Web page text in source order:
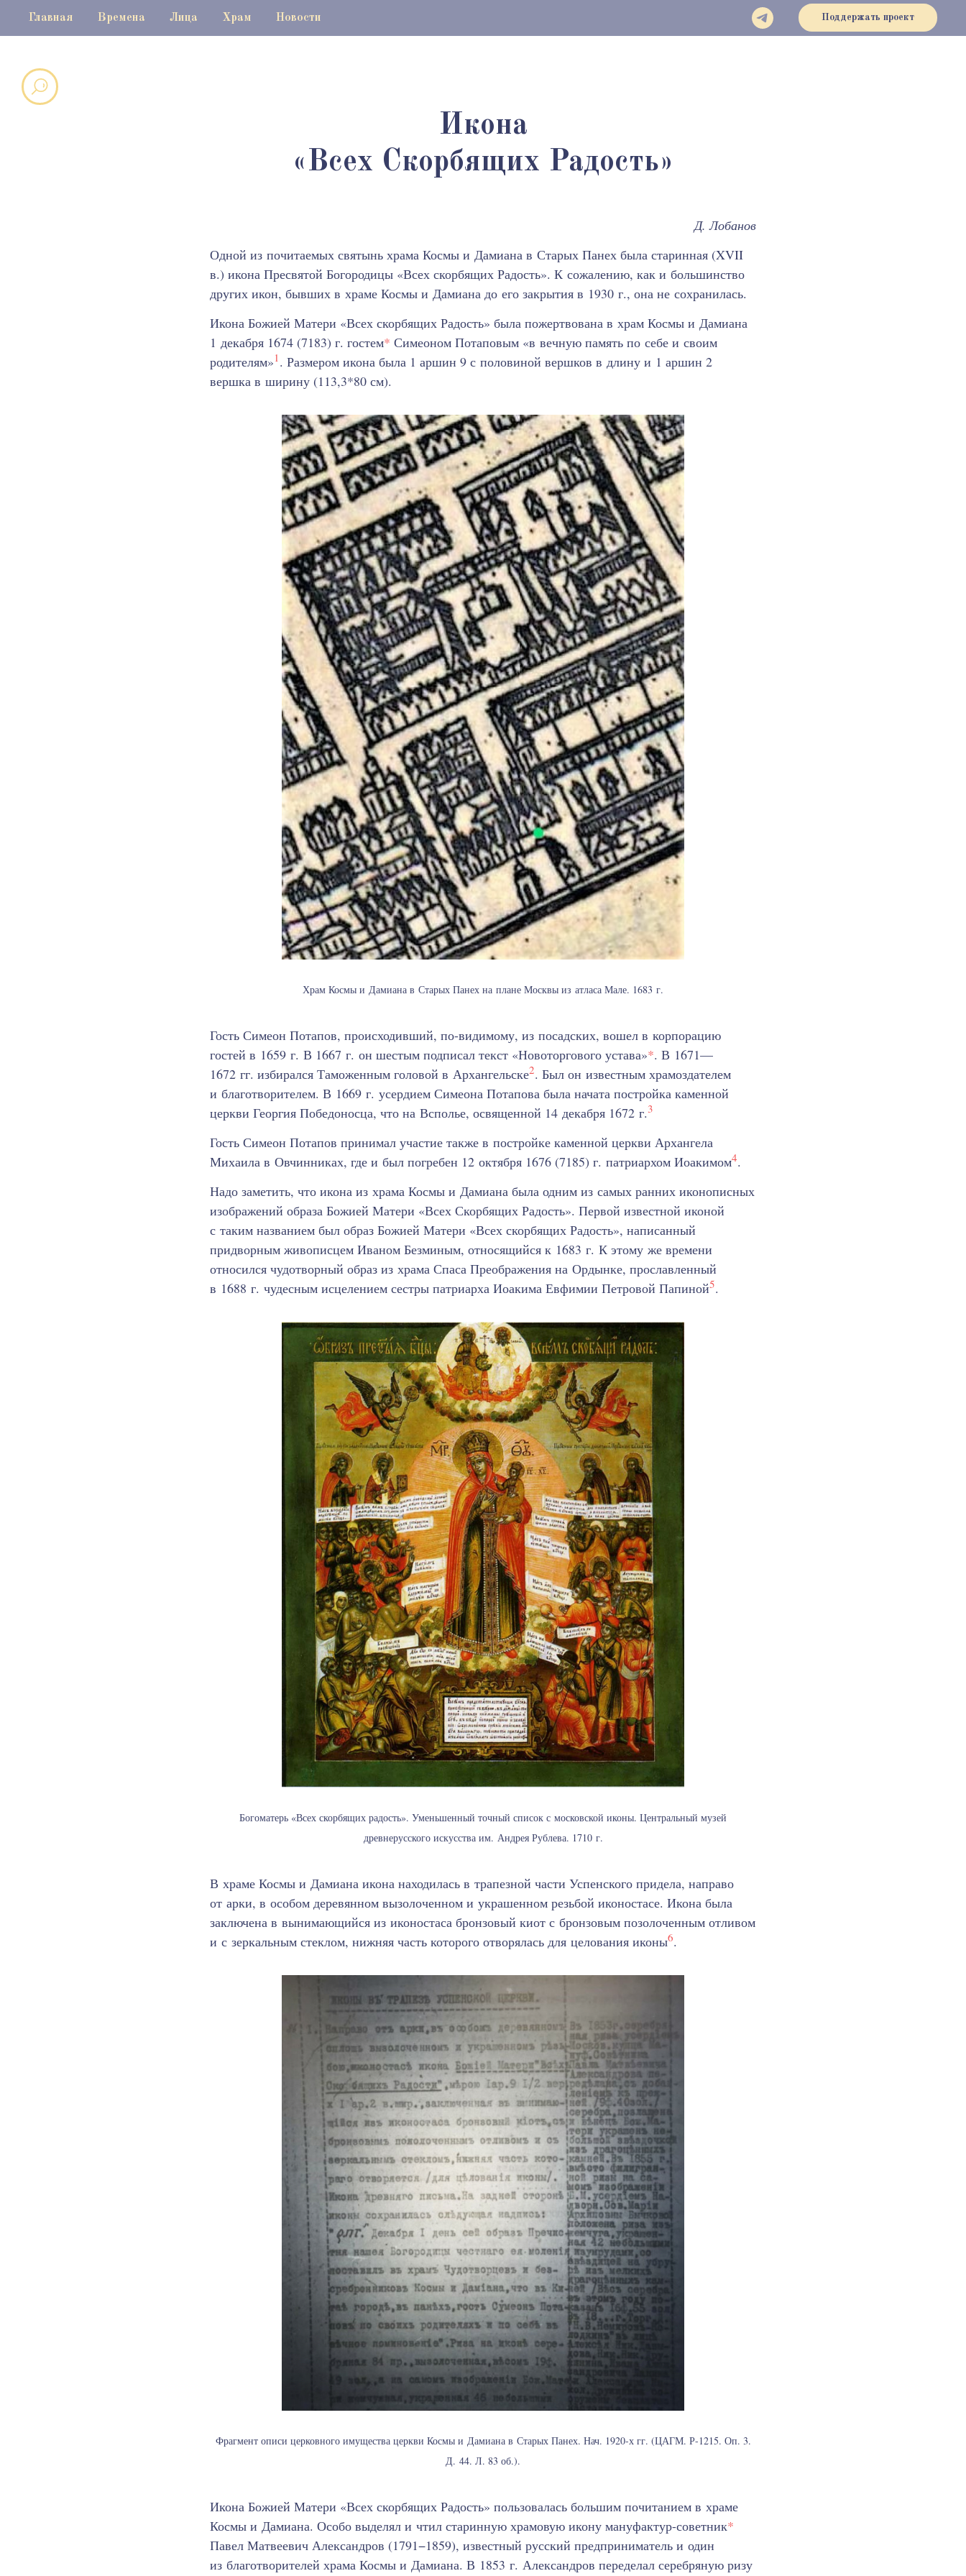
Главная Времена Лица Храм Новости Поддержать проект
Икона
«Всех Скорбящих Радость»
Д. Лобанов
Одной из почитаемых святынь храма Космы и Дамиана в Старых Панех была старинная (XVII
в.) икона Пресвятой Богородицы «Всех скорбящих Радость». К сожалению, как и большинство
других икон, бывших в храме Космы и Дамиана до его закрытия в 1930 г., она не сохранилась.
Икона Божией Матери «Всех скорбящих Радость» была пожертвована в храм Космы и Дамиана
1 декабря 1674 (7183) г. гостем* Симеоном Потаповым «в вечную память по себе и своим
родителям»1. Размером икона была 1 аршин 9 с половиной вершков в длину и 1 аршин 2
вершка в ширину (113,3*80 см).
Храм Космы и Дамиана в Старых Панех на плане Москвы из атласа Мале. 1683 г.
Гость Симеон Потапов, происходивший, по-видимому, из посадских, вошел в корпорацию
гостей в 1659 г. В 1667 г. он шестым подписал текст «Новоторгового устава»*. В 1671—
1672 гг. избирался Таможенным головой в Архангельске2. Был он известным храмоздателем
и благотворителем. В 1669 г. усердием Симеона Потапова была начата постройка каменной
церкви Георгия Победоносца, что на Всполье, освященной 14 декабря 1672 г.3
Гость Симеон Потапов принимал участие также в постройке каменной церкви Архангела
Михаила в Овчинниках, где и был погребен 12 октября 1676 (7185) г. патриархом Иоакимом4.
Надо заметить, что икона из храма Космы и Дамиана была одним из самых ранних иконописных
изображений образа Божией Матери «Всех Скорбящих Радость». Первой известной иконой
с таким названием был образ Божией Матери «Всех скорбящих Радость», написанный
придворным живописцем Иваном Безминым, относящийся к 1683 г. К этому же времени
относился чудотворный образ из храма Спаса Преображения на Ордынке, прославленный
в 1688 г. чудесным исцелением сестры патриарха Иоакима Евфимии Петровой Папиной5.
Богоматерь «Всех скорбящих радость». Уменьшенный точный список с московской иконы. Центральный музей
древнерусского искусства им. Андрея Рублева. 1710 г.
В храме Космы и Дамиана икона находилась в трапезной части Успенского придела, направо
от арки, в особом деревянном вызолоченном и украшенном резьбой иконостасе. Икона была
заключена в вынимающийся из иконостаса бронзовый киот с бронзовым позолоченным отливом
и с зеркальным стеклом, нижняя часть которого отворялась для целования иконы6.
Фрагмент описи церковного имущества церкви Космы и Дамиана в Старых Панех. Нач. 1920-х гг. (ЦАГМ. Р-1215. Оп. 3.
Д. 44. Л. 83 об.).
Икона Божией Матери «Всех скорбящих Радость» пользовалась большим почитанием в храме
Космы и Дамиана. Особо выделял и чтил старинную храмовую икону мануфактур-советник*
Павел Матвеевич Александров (1791−1859), известный русский предприниматель и один
из благотворителей храма Космы и Дамиана. В 1853 г. Александров переделал серебряную ризу